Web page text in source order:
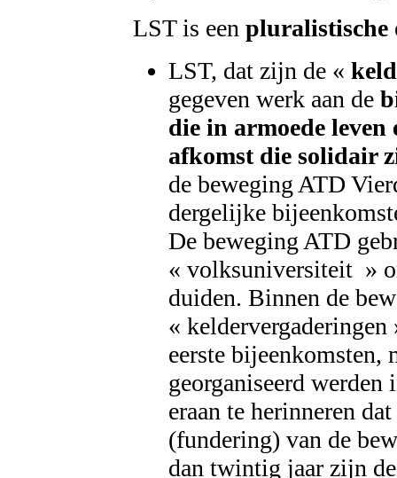
LST is een pluralistische
LST, dat zijn de «
gegeven werk aan de
die in armoede leven
afkomst die solidair
de beweging ATD
dergelijke
De beweging ATD
« volksuniversiteit »
duiden. Binnen de
«
eerste bijeenkomsten,
georganiseerd
eraan te herinneren
(fundering) van de
dan twintig jaar zijn